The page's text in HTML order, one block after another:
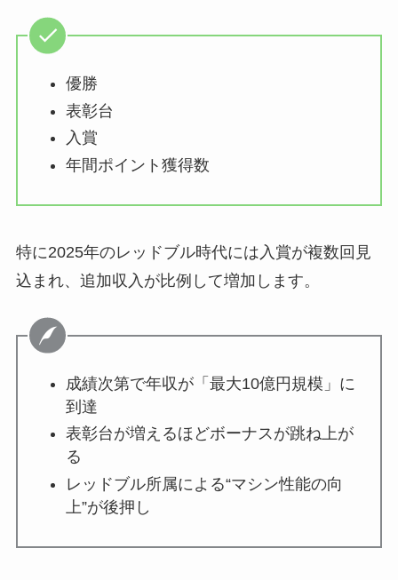
優勝
表彰台
入賞
年間ポイント獲得数
特に2025年のレッドブル時代には入賞が複数回見
込まれ、追加収入が比例して増加します。
成績次第で年収が「最大10億円規模」に
到達
表彰台が増えるほどボーナスが跳ね上が
る
レッドブル所属による“マシン性能の向
上”が後押し